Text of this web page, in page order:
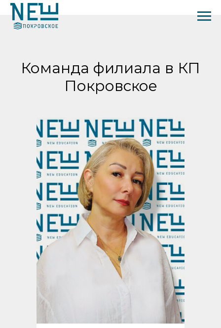
Команда филиала в КП
Покровское